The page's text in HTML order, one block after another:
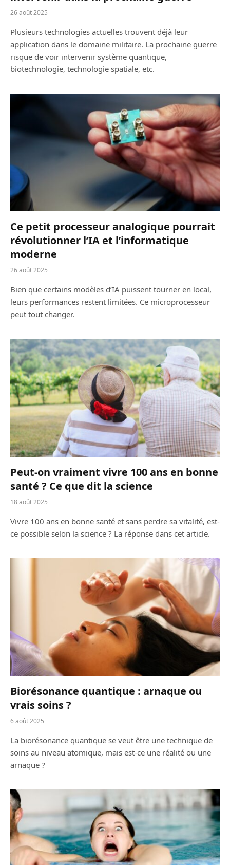
26 août 2025
Plusieurs technologies actuelles trouvent déjà leur
application dans le domaine militaire. La prochaine guerre
risque de voir intervenir système quantique,
biotechnologie, technologie spatiale, etc.
Ce petit processeur analogique pourrait
révolutionner l’IA et l’informatique
moderne
26 août 2025
Bien que certains modèles d’IA puissent tourner en local,
leurs performances restent limitées. Ce microprocesseur
peut tout changer.
Peut-on vraiment vivre 100 ans en bonne
santé ? Ce que dit la science
18 août 2025
Vivre 100 ans en bonne santé et sans perdre sa vitalité, est-
ce possible selon la science ? La réponse dans cet article.
Biorésonance quantique : arnaque ou
vrais soins ?
6 août 2025
La biorésonance quantique se veut être une technique de
soins au niveau atomique, mais est-ce une réalité ou une
arnaque ?